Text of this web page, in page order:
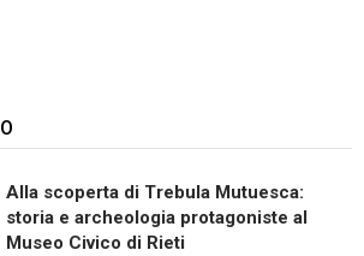
Alla scoperta di Trebula Mutuesca:
storia e archeologia protagoniste al
Museo Civico di Rieti